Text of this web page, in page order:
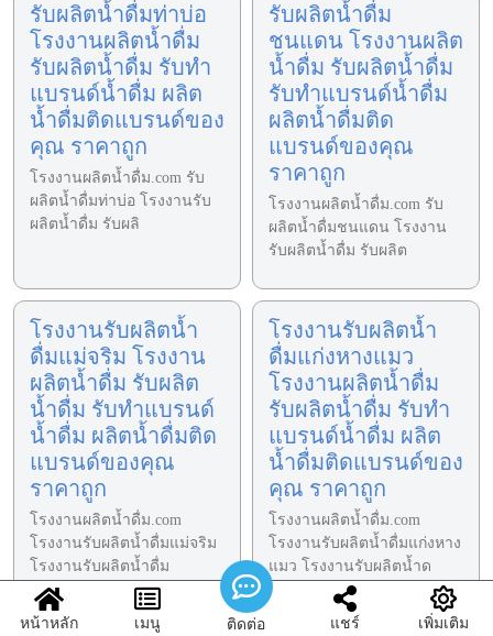
รับผลิตน้ำดื่มท่าบ่อ
โรงงานผลิตน้ำดื่ม
รับผลิตน้ำดื่ม รับทำ
แบรนด์น้ำดื่ม ผลิต
น้ำดื่มติดแบรนด์ของ
คุณ ราคาถูก
โรงงานผลิตน้ำดื่ม.com รับ
ผลิตน้ำดื่มท่าบ่อ โรงงานรับ
ผลิตน้ำดื่ม รับผลิ
รับผลิตน้ำดื่ม
ชนแดน โรงงานผลิต
น้ำดื่ม รับผลิตน้ำดื่ม
รับทำแบรนด์น้ำดื่ม
ผลิตน้ำดื่มติด
แบรนด์ของคุณ
ราคาถูก
โรงงานผลิตน้ำดื่ม.com รับ
ผลิตน้ำดื่มชนแดน โรงงาน
รับผลิตน้ำดื่ม รับผลิต
โรงงานรับผลิตน้ำ
ดื่มแม่จริม โรงงาน
ผลิตน้ำดื่ม รับผลิต
น้ำดื่ม รับทำแบรนด์
น้ำดื่ม ผลิตน้ำดื่มติด
แบรนด์ของคุณ
ราคาถูก
โรงงานผลิตน้ำดื่ม.com
โรงงานรับผลิตน้ำดื่มแม่จริม
โรงงานรับผลิตน้ำดื่ม
โรงงานรับผลิตน้ำ
ดื่มแก่งหางแมว
โรงงานผลิตน้ำดื่ม
รับผลิตน้ำดื่ม รับทำ
แบรนด์น้ำดื่ม ผลิต
น้ำดื่มติดแบรนด์ของ
คุณ ราคาถูก
โรงงานผลิตน้ำดื่ม.com
โรงงานรับผลิตน้ำดื่มแก่งหาง
แมว โรงงานรับผลิตน้ำด
หน้าหลัก เมนู ติดต่อ แชร์ เพิ่มเติม